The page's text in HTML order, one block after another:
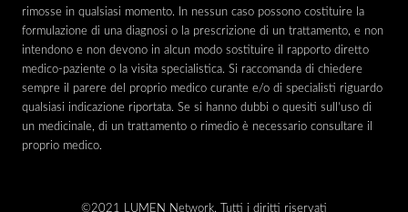
rimosse in qualsiasi momento. In nessun caso possono costituire la
formulazione di una diagnosi o la prescrizione di un trattamento, e non
intendono e non devono in alcun modo sostituire il rapporto diretto
medico-paziente o la visita specialistica. Si raccomanda di chiedere
sempre il parere del proprio medico curante e/o di specialisti riguardo
qualsiasi indicazione riportata. Se si hanno dubbi o quesiti sull’uso di
un medicinale, di un trattamento o rimedio è necessario consultare il
proprio medico.
©2021 LUMEN Network. Tutti i diritti riservati